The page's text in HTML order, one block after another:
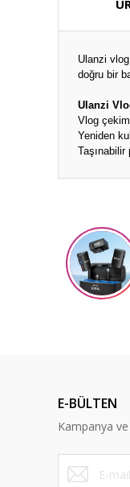
Ulanzi
doğru bir
Ulanzi
Vlog
Yeniden
Taşınabilir
Ürün
Ürün
E-BÜLTEN
Kampanya